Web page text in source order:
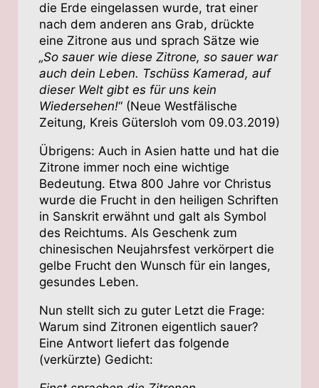
die Erde eingelassen wurde, trat einer
nach dem anderen ans Grab, drückte
eine Zitrone aus und sprach Sätze wie
„So sauer wie diese Zitrone, so sauer war
auch dein Leben. Tschüss Kamerad, auf
dieser Welt gibt es für uns kein
Wiedersehen!“ (Neue Westfälische
Zeitung, Kreis Gütersloh vom 09.03.2019)
Übrigens: Auch in Asien hatte und hat die
Zitrone immer noch eine wichtige
Bedeutung. Etwa 800 Jahre vor Christus
wurde die Frucht in den heiligen Schriften
in Sanskrit erwähnt und galt als Symbol
des Reichtums. Als Geschenk zum
chinesischen Neujahrsfest verkörpert die
gelbe Frucht den Wunsch für ein langes,
gesundes Leben.
Nun stellt sich zu guter Letzt die Frage:
Warum sind Zitronen eigentlich sauer?
Eine Antwort liefert das folgende
(verkürzte) Gedicht: